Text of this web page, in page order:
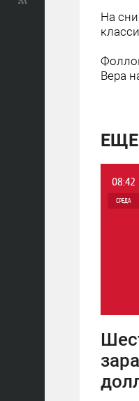
На
Вера
ЕЩЕ
08:42
СРЕДА